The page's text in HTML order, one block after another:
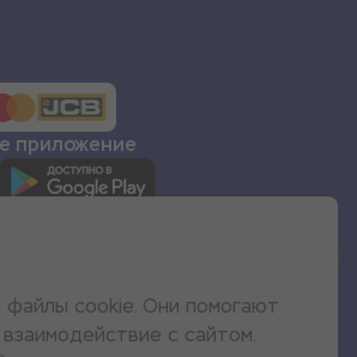
приложение
файлы cookie. Они помогают
с сайтом.